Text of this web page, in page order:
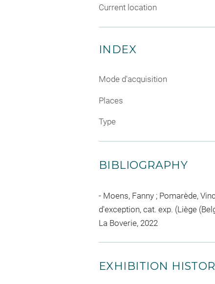
Current location
INDEX
Mode d'acquisition
Places
Type
BIBLIOGRAPHY
Moens, Fanny ; Pomarède,
d'exception, cat. exp. (Liège
La Boverie, 2022
EXHIBITION